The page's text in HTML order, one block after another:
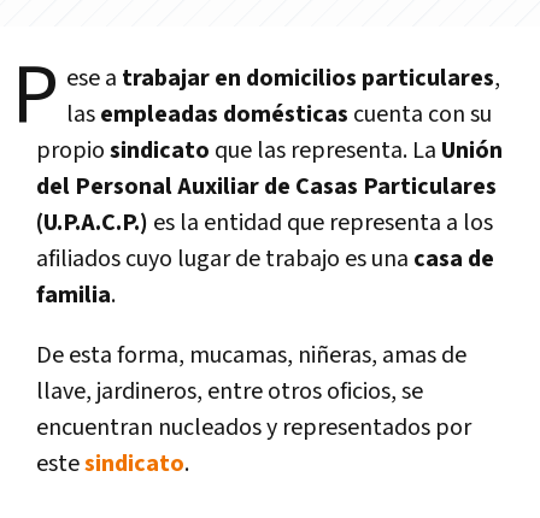
P ese a trabajar en domicilios particulares,
lasempleadas domésticas cuenta con su
propiosindicato que las representa. La Unión
del Personal Auxiliar de Casas Particulares
(U.P.A.C.P.) es la entidad que representa a los
afiliados cuyo lugar de trabajo es una casa de
familia.
De esta forma, mucamas, niñeras, amas de
llave, jardineros, entre otros oficios, se
encuentran nucleados y representados por
estesindicato.